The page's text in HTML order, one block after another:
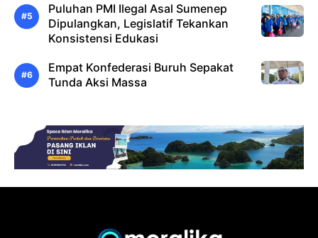
Puluhan PMI Ilegal Asal Sumenep
Dipulangkan, Legislatif Tekankan
Konsistensi Edukasi
Empat Konfederasi Buruh Sepakat
Tunda Aksi Massa